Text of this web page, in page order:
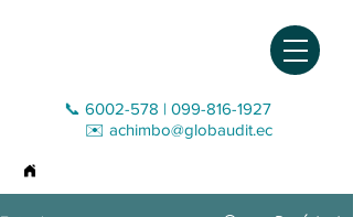
📞 6002-578 | 099-816-1927‬
✉️ achimbo@globaudit.ec